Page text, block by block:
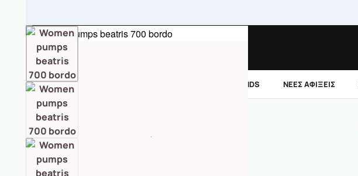
ΑΝΤΡΙΚΑ BRANDS ΝΕΕΣ ΑΦΙΞΕΙΣ